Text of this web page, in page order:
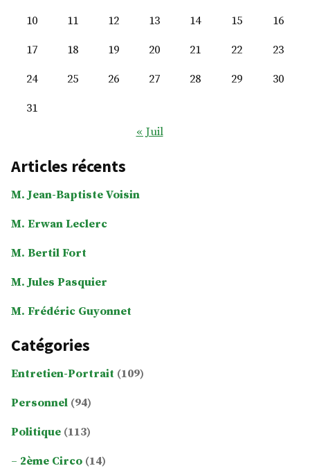
10
11 12 13 14 15
16
17
18 19 20 21 22
23
24
25 26 27 28 29
30
31
« Juil
Articles récents
M. Jean-Baptiste Voisin
M. Erwan Leclerc
M. Bertil Fort
M. Jules Pasquier
M. Frédéric Guyonnet
Catégories
Entretien-Portrait (109)
Personnel (94)
Politique (113)
2ème Circo (14)